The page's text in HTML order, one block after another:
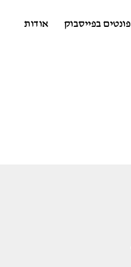
פונטים בפייסבוק אודות